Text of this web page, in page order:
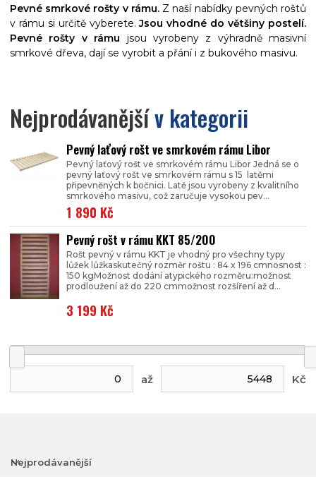
Pevné smrkové rošty v rámu.Z naší nabídky pevných roštů
v rámu si určitě vyberete.Jsou vhodné do většiny postelí.
Pevné rošty v rámu jsou vyrobeny z výhradně masivní
smrkové dřeva, dají se vyrobit a přání i z bukového masivu.
Nejprodávanějšív kategorii
Pevný laťový rošt ve smrkovém rámu Libor
Pevný laťový rošt ve smrkovém rámu Libor Jedná se o
pevný laťový rošt ve smrkovém rámu s 15 latěmi
připevněných k bočnici. Latě jsou vyrobeny z kvalitního
smrkového masivu, což zaručuje vysokou pev...
1 890 Kč
Pevný rošt v rámu KKT 85/200
Rošt pevný v rámu KKT je vhodný pro všechny typy
lůžek lůžkaskutečný rozměr roštu : 84 x 196 cmnosnost :
150 kgMožnost dodání atypického rozměru:možnost
prodloužení až do 220 cmmožnost rozšíření až d...
3 199 Kč
až Kč
Nejprodávanější